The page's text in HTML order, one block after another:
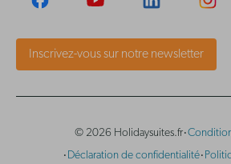
Inscrivez-vous sur notre newsletter
© 2026 Holidaysuites.fr·
· Déclaration de confidentialité·